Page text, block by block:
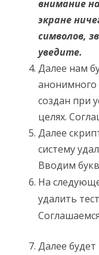
внимание
экране
символов,
уведите.
Далее нам
анонимного
создан при
целях.
Далее
систему
Вводим
На
удалить
Соглашаемся
Далее